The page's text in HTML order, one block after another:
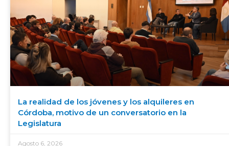
La realidad de los jóvenes y los alquileres en
Córdoba, motivo de un conversatorio en la
Legislatura
Agosto 6, 2026